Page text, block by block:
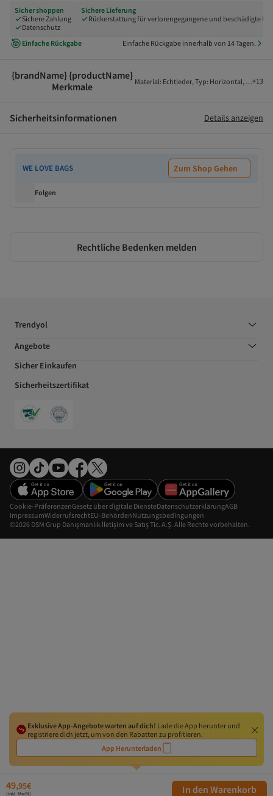
Sicher shoppen
Sichere Zahlung
Datenschutz
Sichere Lieferung
Rückerstattung für verlorengegangene und beschädigte
Einfache Rückgabe Einfache Rückgabe innerhalb von 14 Tagen.
{brandName} {productName}
Merkmale
Material: Echtleder,Typ: Horizontal, Farbe
+13
Sicherheitsinformationen Details anzeigen
WE LOVE BAGS Zum Shop Gehen
Folgen
Rechtliche Bedenken melden
Exklusive App-Angebote warten auf dich! Lade die App herunter und
registriere dich jetzt, um von den Rabatten zu profitieren.
App Herunterladen
49,95€
(inkl. MwSt) In den Warenkorb
Trendyol
Angebote
Sicher Einkaufen
Sicherheitszertifikat
©2026 DSM Grup Danışmanlık İletişim ve Satış Tic. A.Ş. Alle Rechte vorbehalten.
Cookie-PräferenzenGesetz über digitale DiensteDatenschutzerklärungAGB
ImpressumWiderrufsrechtEU-BehördenNutzungsbedingungen